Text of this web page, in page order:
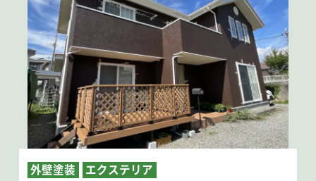
外壁塗装 エクステリア